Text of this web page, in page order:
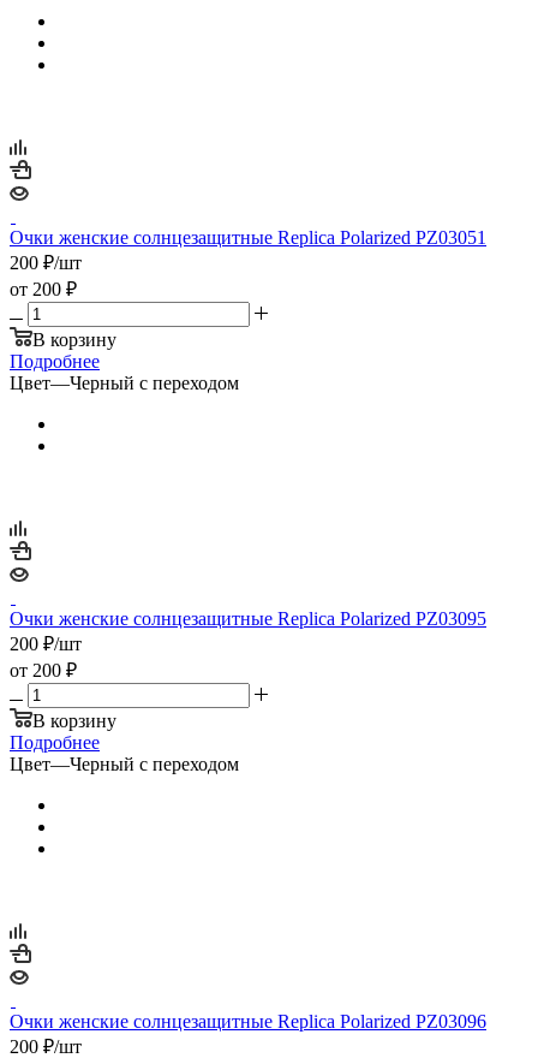
Очки женские солнцезащитные Replica Polarized PZ03051
200 ₽/шт
от 200 ₽
В корзину
Подробнее
Цвет—Черный с переходом
Очки женские солнцезащитные Replica Polarized PZ03095
200 ₽/шт
от 200 ₽
В корзину
Подробнее
Цвет—Черный с переходом
Очки женские солнцезащитные Replica Polarized PZ03096
200 ₽/шт